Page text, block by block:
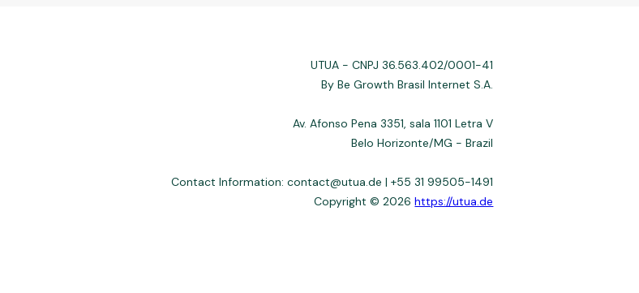
UTUA - CNPJ 36.563.402/0001-41
By Be Growth Brasil Internet S.A.
Av. Afonso Pena 3351, sala 1101 Letra V
Belo Horizonte/MG - Brazil
Contact Information: contact@utua.de | +55 31 99505-1491
Copyright © 2026https://utua.de